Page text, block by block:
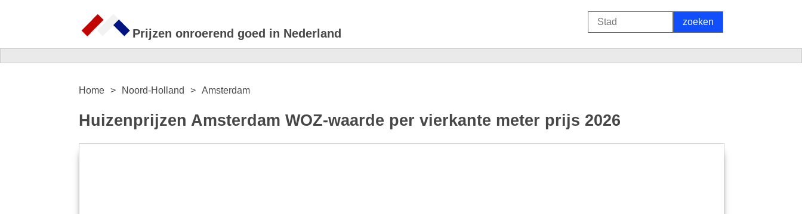
Prijzen onroerend goed in Nederland
Home Noord-Holland Amsterdam
Huizenprijzen Amsterdam WOZ-waarde per vierkante meter prijs 2026